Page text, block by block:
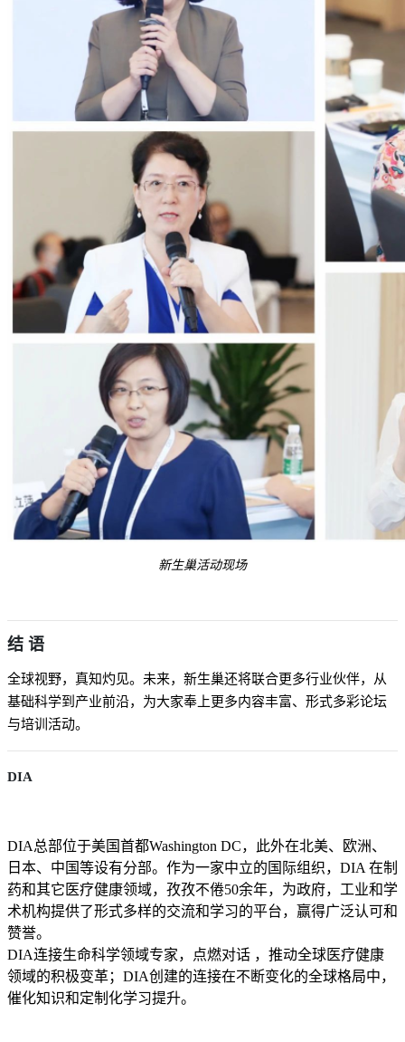
新生巢活动现场
结 语
全球视野，真知灼见。未来，新生巢还将联合更多行业伙伴，从
基础科学到产业前沿，为大家奉上更多内容丰富、形式多彩论坛
与培训活动。
DIA
DIA总部位于美国首都Washington DC，此外在北美、欧洲、
日本、中国等设有分部。作为一家中立的国际组织，DIA 在制
药和其它医疗健康领域，孜孜不倦50余年，为政府，工业和学
术机构提供了形式多样的交流和学习的平台，赢得广泛认可和
赞誉。
DIA连接生命科学领域专家，点燃对话 ，推动全球医疗健康
领域的积极变革；DIA创建的连接在不断变化的全球格局中，
催化知识和定制化学习提升。